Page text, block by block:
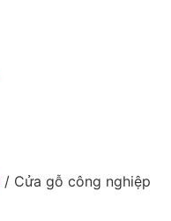
/ Cửa gỗ công nghiệp